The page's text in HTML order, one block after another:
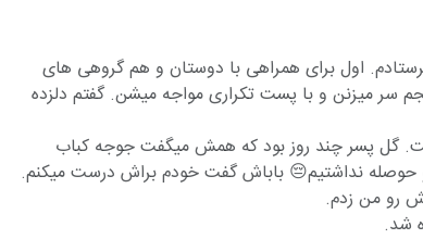
اول برای همراهی با دوستان و هم گروهی های
سر میزنن و با پست تکراری مواجه میشن. گفتم دلزده
گل پسر چند روز بود که همش میگفت جوجه کباب
حوصله نداشتیم😔 باباش گفت خودم براش درست میکنم.
رو من زدم.
شد.